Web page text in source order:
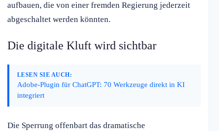
aufbauen, die von einer fremden Regierung jederzeit
abgeschaltet werden könnten.
Die digitale Kluft wird sichtbar
LESEN SIE AUCH:
Adobe-Plugin für ChatGPT: 70 Werkzeuge direkt in KI
integriert
Die Sperrung offenbart das dramatische